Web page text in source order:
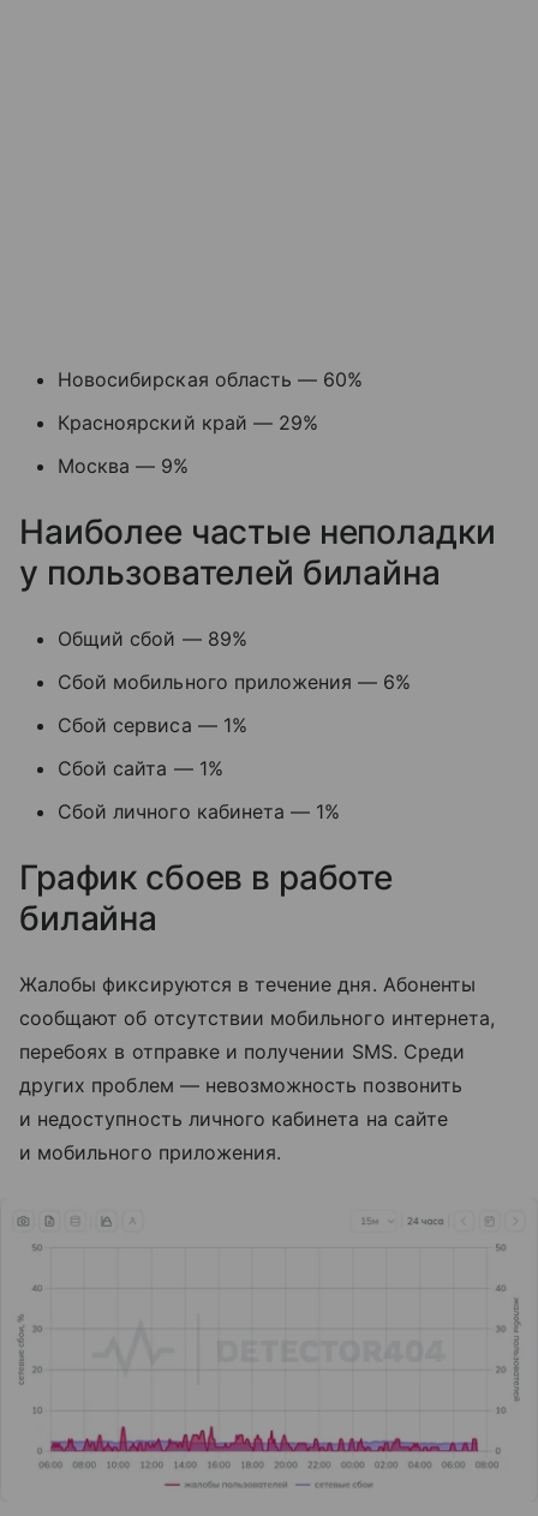
Новосибирская область — 60%
Красноярский край — 29%
Москва — 9%
Наиболее частые неполадки
у пользователей билайна
Общий сбой — 89%
Сбой мобильного приложения — 6%
Сбой сервиса — 1%
Сбой сайта — 1%
Сбой личного кабинета — 1%
График сбоев в работе
билайна
Жалобы фиксируются в течение дня. Абоненты
сообщают об отсутствии мобильного интернета,
перебоях в отправке и получении SMS. Среди
других проблем — невозможность позвонить
и недоступность личного кабинета на сайте
и мобильного приложения.